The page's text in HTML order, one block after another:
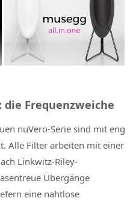
Frequenzweiche
nuVero-Serie sind mit eng
Alle Filter arbeiten mit einer
Linkwitz-Riley-
Übergänge
eine nahtlose